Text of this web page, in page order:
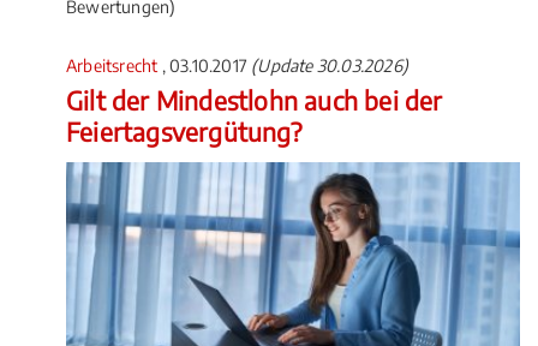
Bewertungen)
Arbeitsrecht , 03.10.2017 (Update 30.03.2026)
Gilt der Mindestlohn auch bei der
Feiertagsvergütung?